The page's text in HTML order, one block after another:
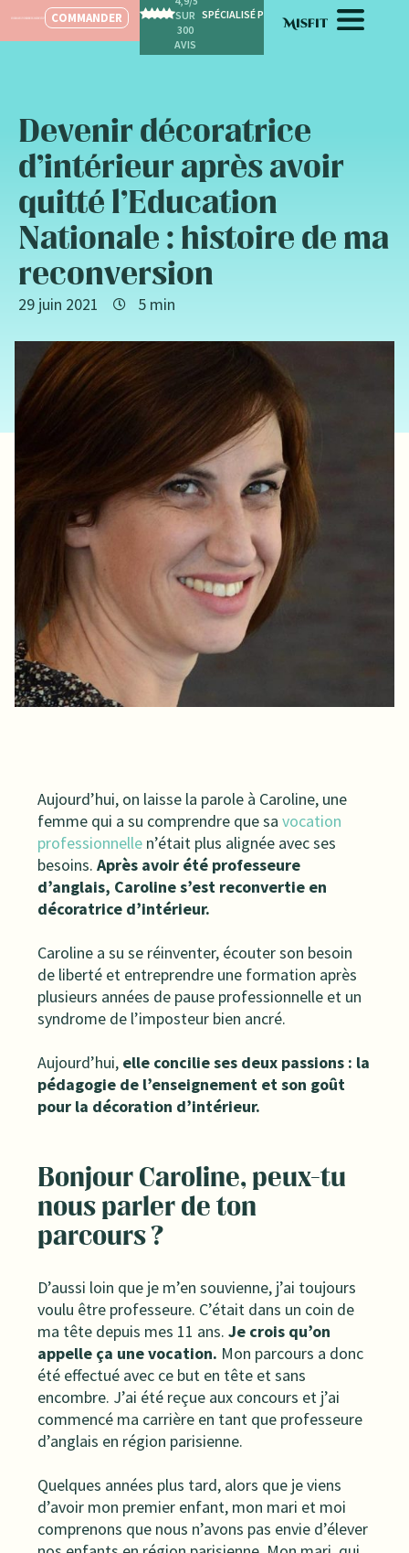
COMMANDER
SUR
300
AVIS
SPÉCIALISÉ POUR LES FEMMES
Devenir décoratrice
d’intérieur après avoir
quitté l’Education
Nationale : histoire de ma
reconversion
29 juin 2021
Aujourd’hui, on laisse la parole à Caroline, une
femme qui a su comprendre que sa vocation
professionnelle n’était plus alignée avec ses
besoins. Après avoir été professeure
d’anglais, Caroline s’est reconvertie en
décoratrice d’intérieur.
Caroline a su se réinventer, écouter son besoin
de liberté et entreprendre une formation après
plusieurs années de pause professionnelle et un
syndrome de l’imposteur bien ancré.
Aujourd’hui, elle concilie ses deux passions : la
pédagogie de l’enseignement et son goût
pour la décoration d’intérieur.
Bonjour Caroline, peux-tu
nous parler de ton
parcours ?
D’aussi loin que je m’en souvienne, j’ai toujours
voulu être professeure. C’était dans un coin de
ma tête depuis mes 11 ans. Je crois qu’on
appelle ça une vocation. Mon parcours a donc
été effectué avec ce but en tête et sans
encombre. J’ai été reçue aux concours et j’ai
commencé ma carrière en tant que professeure
d’anglais en région parisienne.
Quelques années plus tard, alors que je viens
d’avoir mon premier enfant, mon mari et moi
comprenons que nous n’avons pas envie d’élever